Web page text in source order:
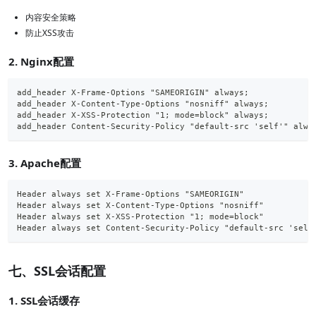
内容安全策略
防止XSS攻击
2. Nginx配置
add_header X-Frame-Options "SAMEORIGIN" always;
add_header X-Content-Type-Options "nosniff" always;
add_header X-XSS-Protection "1; mode=block" always;
add_header Content-Security-Policy "default-src 'self'"
3. Apache配置
Header always set X-Frame-Options "SAMEORIGIN"
Header always set X-Content-Type-Options "nosniff"
Header always set X-XSS-Protection "1; mode=block"
Header always set Content-Security-Policy "default-src
七、SSL会话配置
1. SSL会话缓存